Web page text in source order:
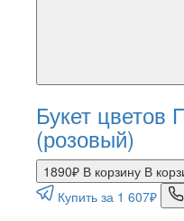
Букет цветов
(розовый)
1890₽ В корзину В
Купить за 1 607₽